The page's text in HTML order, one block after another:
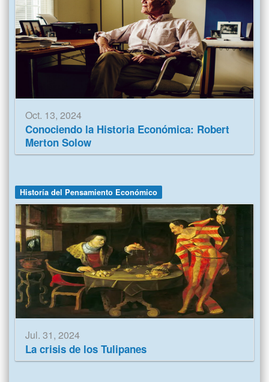
Oct. 13, 2024
Conociendo la Historia Económica: Robert
Merton Solow
Historía del Pensamiento Económico
Jul. 31, 2024
La crisis de los Tulipanes